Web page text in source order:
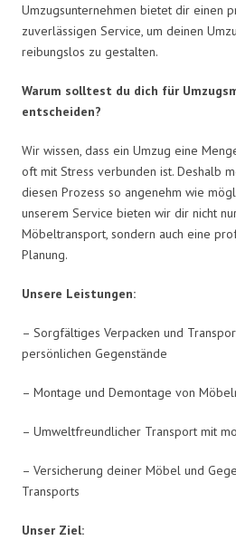
Umzugsunternehmen bietet dir einen
zuverlässigen Service, um deinen
reibungslos zu gestalten.
Warum solltest du dich für
entscheiden?
Wir wissen, dass ein Umzug eine
oft mit Stress verbunden ist. Deshalb
diesen Prozess so angenehm wie
unserem Service bieten wir dir nicht
Möbeltransport, sondern auch eine
Planung.
Unsere Leistungen:
– Sorgfältiges Verpacken und
persönlichen Gegenstände
– Montage und Demontage von
– Umweltfreundlicher Transport mit
– Versicherung deiner Möbel und
Transports
Unser Ziel: